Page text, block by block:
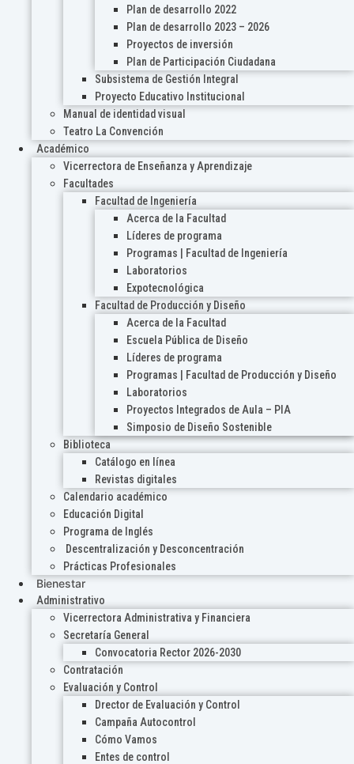
Plan de desarrollo 2022
Plan de desarrollo 2023 – 2026
Proyectos de inversión
Plan de Participación Ciudadana
Subsistema de Gestión Integral
Proyecto Educativo Institucional
Manual de identidad visual
Teatro La Convención
Académico
Vicerrectora de Enseñanza y Aprendizaje
Facultades
Facultad de Ingeniería
Acerca de la Facultad
Líderes de programa
Programas | Facultad de Ingeniería
Laboratorios
Expotecnológica
Facultad de Producción y Diseño
Acerca de la Facultad
Escuela Pública de Diseño
Líderes de programa
Programas | Facultad de Producción y Diseño
Laboratorios
Proyectos Integrados de Aula – PIA
Simposio de Diseño Sostenible
Biblioteca
Catálogo en línea
Revistas digitales
Calendario académico
Educación Digital
Programa de Inglés
Descentralización y Desconcentración
Prácticas Profesionales
Bienestar
Administrativo
Vicerrectora Administrativa y Financiera
Secretaría General
Convocatoria Rector 2026-2030
Contratación
Evaluación y Control
Drector de Evaluación y Control
Campaña Autocontrol
Cómo Vamos
Entes de control